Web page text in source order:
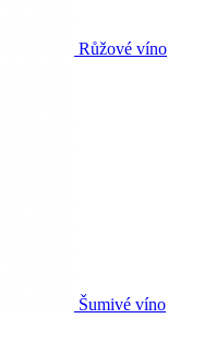
Růžové víno
Šumivé víno